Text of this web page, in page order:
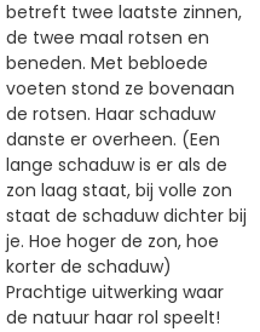
betreft twee laatste zinnen,
de twee maal rotsen en
beneden. Met bebloede
voeten stond ze bovenaan
de rotsen. Haar schaduw
danste er overheen. (Een
lange schaduw is er als de
zon laag staat, bij volle zon
staat de schaduw dichter bij
je. Hoe hoger de zon, hoe
korter de schaduw)
Prachtige uitwerking waar
de natuur haar rol speelt!